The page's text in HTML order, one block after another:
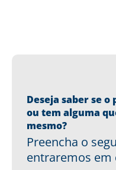
Deseja saber se
ou tem alguma
mesmo?
Preencha o
entraremos em